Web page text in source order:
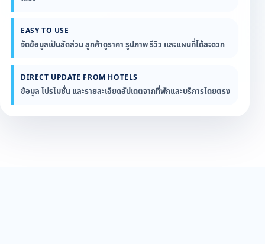
EASY TO USE
จัดข้อมูลเป็นสัดส่วน ลูกค้าดูราคา รูปภาพ รีวิว และแผนที่ได้สะดวก
DIRECT UPDATE FROM HOTELS
ข้อมูล โปรโมชั่น และรายละเอียดอัปเดตจากที่พักและบริการโดยตรง